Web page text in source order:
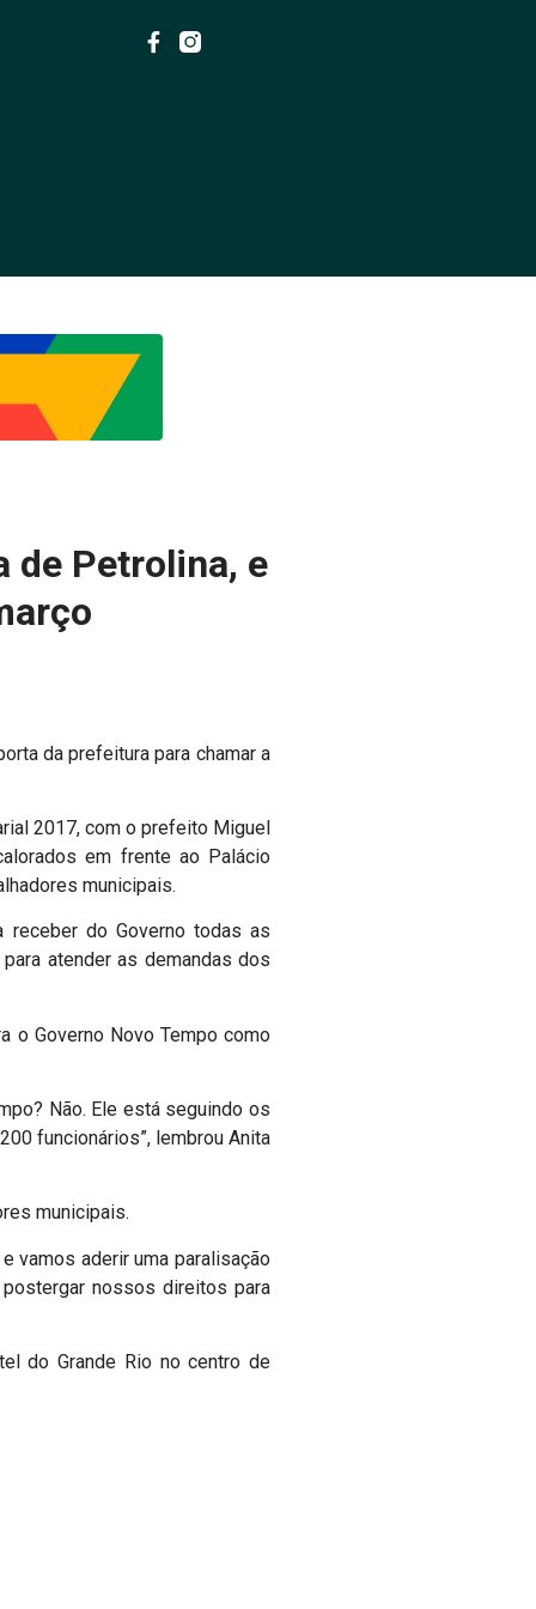
de Petrolina, e
da prefeitura para chamar a
2017, com o prefeito Miguel
em frente ao Palácio
municipais.
do Governo todas as
atender as demandas dos
o Governo Novo Tempo como
Não. Ele está seguindo os
funcionários”, lembrou Anita
municipais.
vamos aderir uma paralisação
nossos direitos para
do Grande Rio no centro de